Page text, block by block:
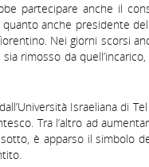
partecipare anche il
anche presidente
Nei giorni scorsi
rimosso da
Israeliana di
Tra l’altro ad
è apparso il simbolo